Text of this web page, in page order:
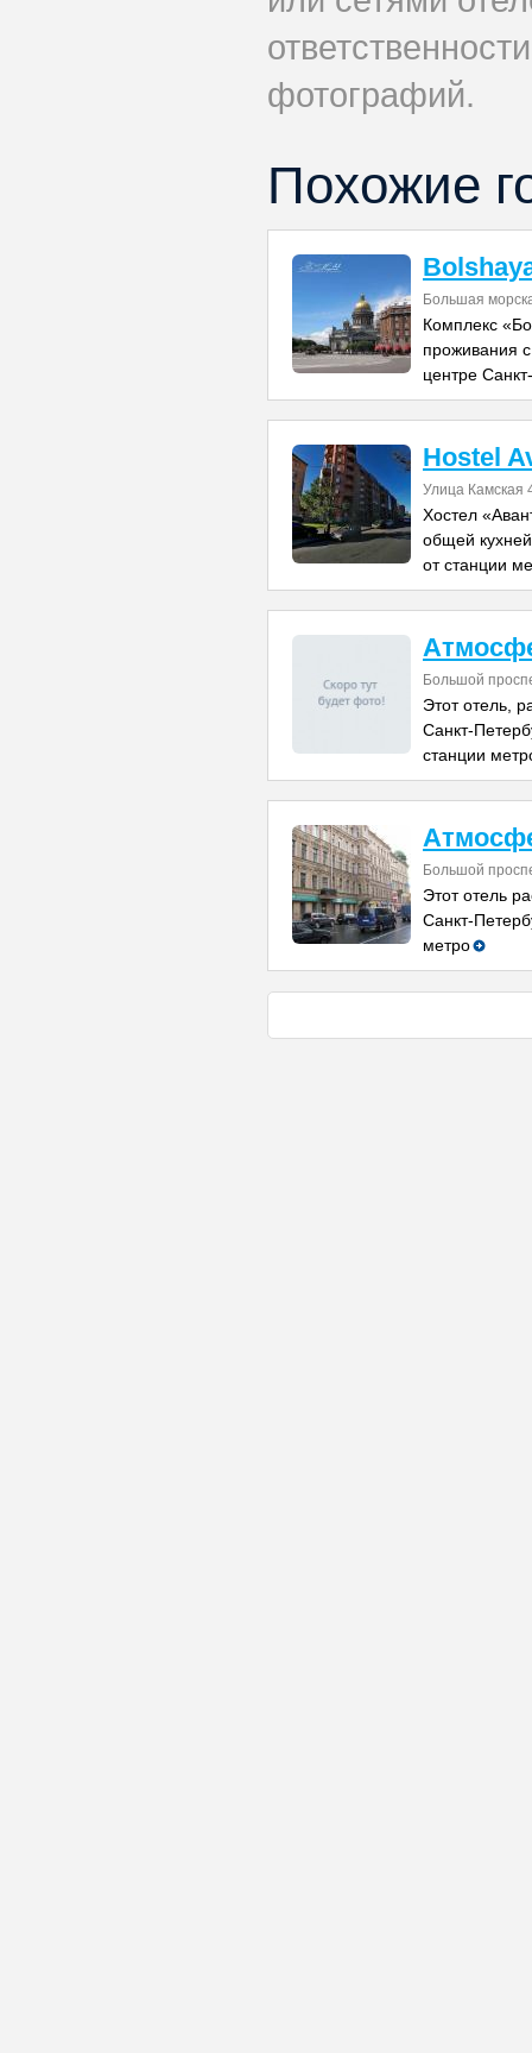
фотографий.
Похожие
Большая
Комплекс
проживания
центре
Hostel
Улица Камская
Хостел
общей
от станции
Большой
Этот отель,
Санкт-
станции
Большой
Этот отель
Санкт-
метро